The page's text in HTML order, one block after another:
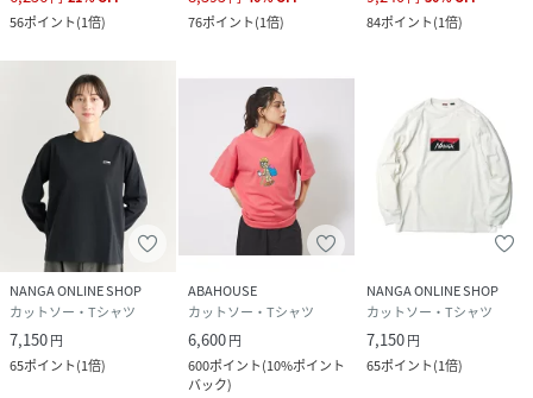
56ポイント(1倍)
76ポイント(1倍)
84ポイント(1倍)
NANGA ONLINE SHOP
カットソー・Tシャツ
7,150円
65ポイント(1倍)
ABAHOUSE
カットソー・Tシャツ
6,600円
600ポイント(10%ポイント
バック)
NANGA ONLINE SHOP
カットソー・Tシャツ
7,150円
65ポイント(1倍)